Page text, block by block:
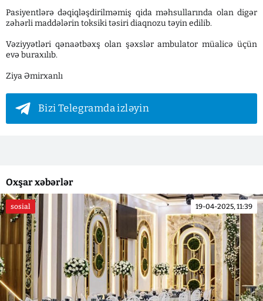
Pasiyentlərə dəqiqləşdirilməmiş qida məhsullarında olan digər
zəhərli maddələrin toksiki təsiri diaqnozu təyin edilib.
Vəziyyətləri qənaətbəxş olan şəxslər ambulator müalicə üçün
evə buraxılıb.
Ziya Əmirxanlı
Bizi Telegramda izləyin
Oxşar xəbərlər
sosial 19-04-2025, 11:39